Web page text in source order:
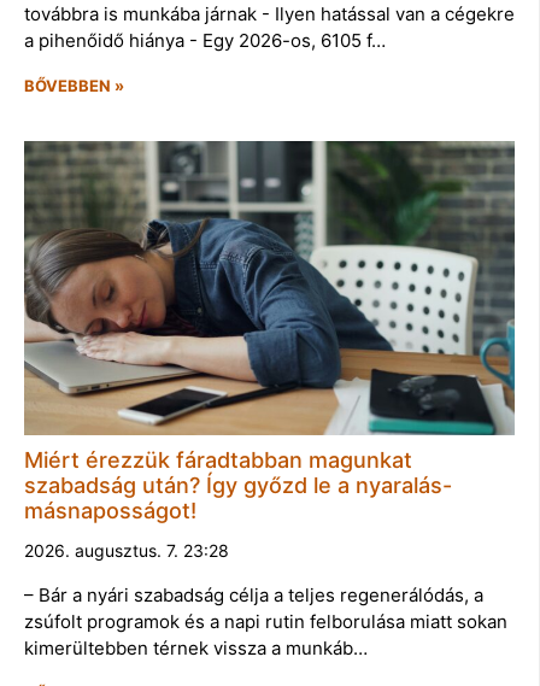
továbbra is munkába járnak - Ilyen hatással van a cégekre
a pihenőidő hiánya - Egy 2026-os, 6105 f…
BŐVEBBEN »
Miért érezzük fáradtabban magunkat
szabadság után? Így győzd le a nyaralás-
másnaposságot!
2026. augusztus. 7. 23:28
– Bár a nyári szabadság célja a teljes regenerálódás, a
zsúfolt programok és a napi rutin felborulása miatt sokan
kimerültebben térnek vissza a munkáb…